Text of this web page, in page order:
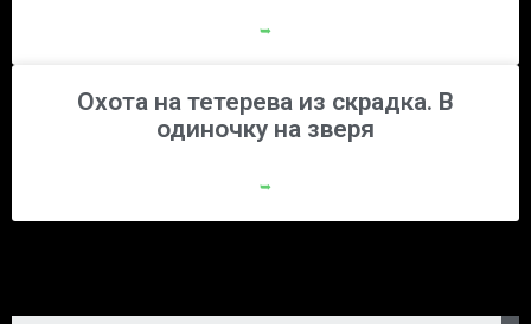
➥
Охота на тетерева из скрадка. В
одиночку на зверя
➥